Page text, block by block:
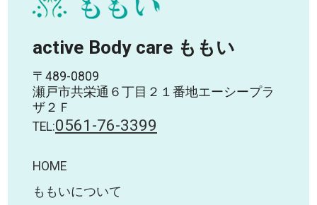
active Body care ももい
〒489-0809
瀬戸市共栄通６丁目２１番地エーシープラ
ザ２Ｆ
TEL:0561-76-3399
HOME
ももいについて